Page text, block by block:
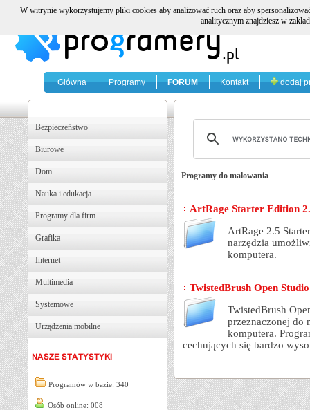
Główna Programy FORUM Kontakt dodaj
Bezpieczeństwo
Biurowe
Dom
Nauka i edukacja
Programy dla firm
Grafika
Internet
Multimedia
Systemowe
Urządzenia mobilne
Programów w bazie: 340
Osób online: 008
Programy do malowania
ArtRage Starter Edition
ArtRage 2.5
narzędzia
komputera.
TwistedBrush Open
TwistedBrush
przeznaczonej do
komputera.
cechujących się bardzo
W witrynie wykorzystujemy pliki cookies aby analizować ruch oraz aby
analitycznym znajdziesz w